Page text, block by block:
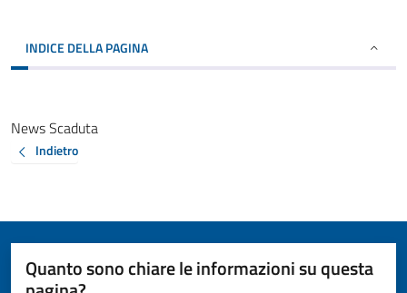
INDICE DELLA PAGINA
News Scaduta
Indietro
Quanto sono chiare le informazioni su questa